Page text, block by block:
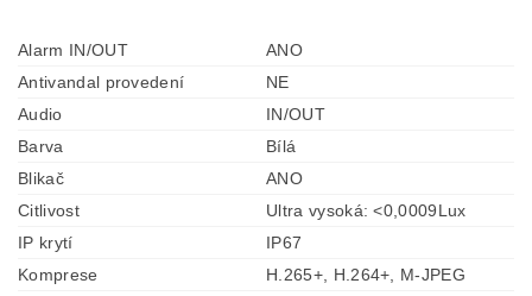
Alarm IN/OUT
ANO
Antivandal provedení
NE
Audio
IN/OUT
Barva
Bílá
Blikač
ANO
Citlivost
Ultra vysoká: <0,0009Lux
IP krytí
IP67
Komprese
H.265+, H.264+, M-JPEG